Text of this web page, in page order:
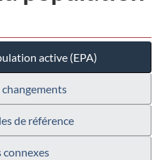
active (EPA)
changements
de référence